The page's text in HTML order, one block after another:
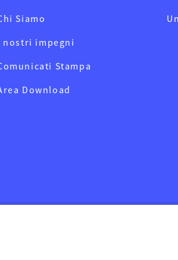
Siamo
nostri impegni
Stampa
Download